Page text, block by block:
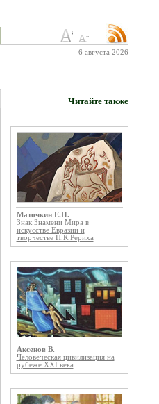
6 августа 2026
Читайте также
Маточкин Е.П.
Знак Знамени Мира в
искусстве Евразии и
творчестве Н.К.Рериха
Аксенов В.
Человеческая цивилизация на
рубеже XXI века